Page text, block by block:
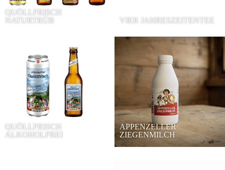
QUÖLLFRISCH
NATURTRÜB
VIER JAHRESZEITENTEE
QUÖLLFRISCH
ALKOHOLFREI
APPENZELLER
ZIEGENMILCH